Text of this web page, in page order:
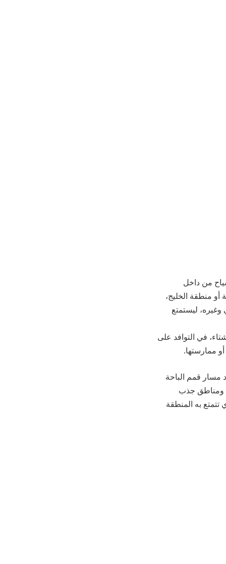
من داخل
منطقة الخليج،
ليستمتع
في التوافد على
ممارستها.
مسار قمم الباحة
ومناطق جذب
به المنطقة